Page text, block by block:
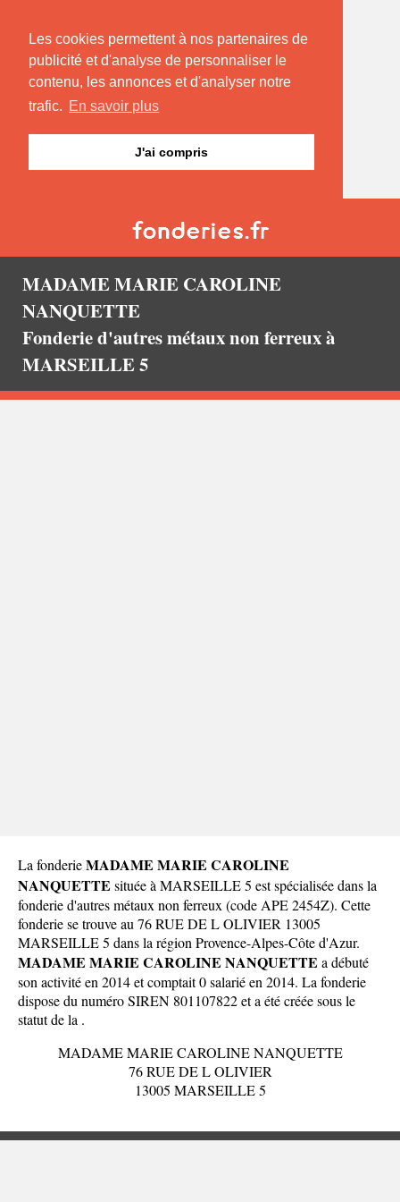
Les cookies permettent à nos partenaires de
publicité et d'analyse de personnaliser le
contenu, les annonces et d'analyser notre
trafic. En savoir plus
J'ai compris
MADAME MARIE CAROLINE
NANQUETTE
Fonderie d'autres métaux non ferreux à
MARSEILLE 5
La fonderieMADAME MARIE CAROLINE
NANQUETTE située à MARSEILLE 5 est spécialisée dans la
fonderie d'autres métaux non ferreux (code APE 2454Z). Cette
fonderie se trouve au 76 RUE DE L OLIVIER 13005
MARSEILLE 5 dans la région Provence-Alpes-Côte d'Azur.
MADAME MARIE CAROLINE NANQUETTE a débuté
son activité en 2014 et comptait 0 salarié en 2014. La fonderie
dispose du numéro SIREN 801107822 et a été créée sous le
statut de la .
MADAME MARIE CAROLINE NANQUETTE
76 RUE DE L OLIVIER
13005 MARSEILLE 5